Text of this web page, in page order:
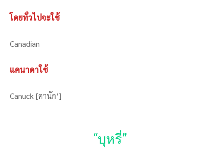
โดยทั่วไปจะใช้
Canadian
แคนาดาใช้
Canuck [คานัก’]
“บุหรี่”